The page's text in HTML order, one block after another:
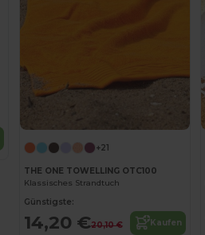
+21
THE ONE TOWELLING OTC100
Klassisches Strandtuch
Günstigste:
14,20 €20,10 € Kaufen